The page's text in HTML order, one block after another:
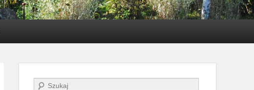
Szukaj